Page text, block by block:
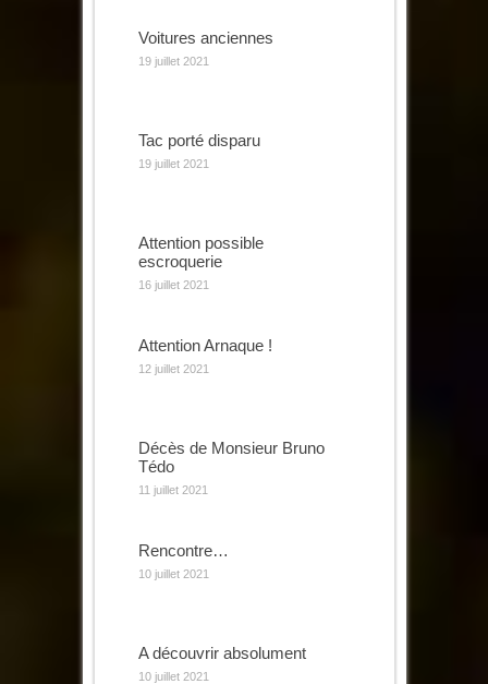
Voitures anciennes
19 juillet 2021
Tac porté disparu
19 juillet 2021
Attention possible
escroquerie
16 juillet 2021
Attention Arnaque !
12 juillet 2021
Décès de Monsieur Bruno
Tédo
11 juillet 2021
Rencontre…
10 juillet 2021
A découvrir absolument
10 juillet 2021